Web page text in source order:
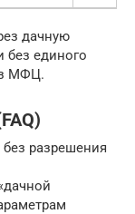
дачную
единого
МФЦ.
разрешения